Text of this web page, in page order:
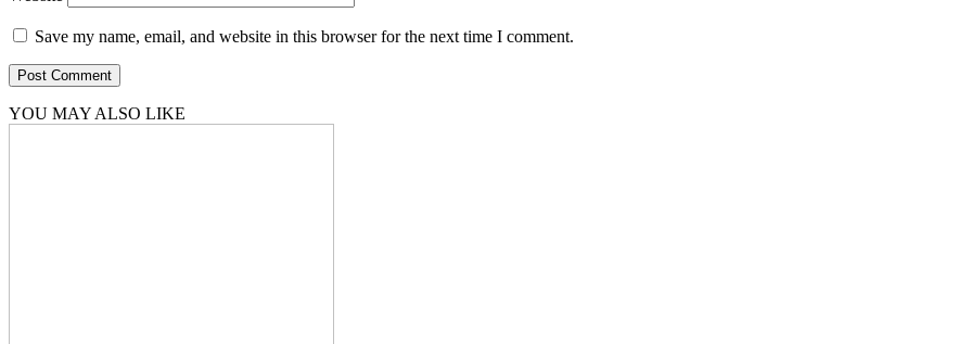
Save my name, email, and website in this browser for the next time I comment.
YOU MAY ALSO LIKE